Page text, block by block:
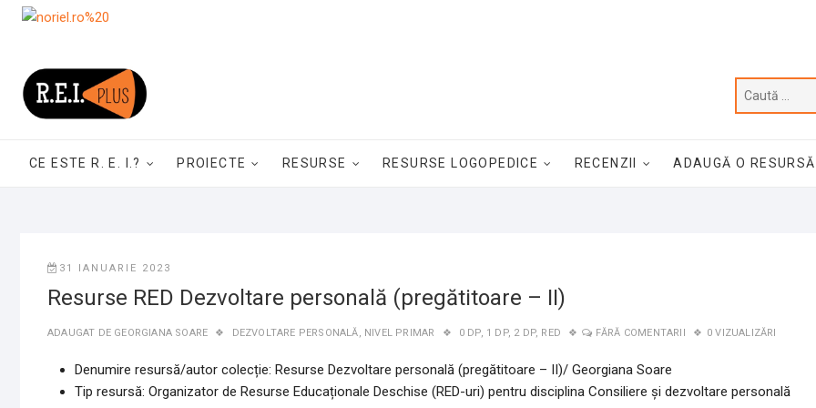
Skip
CE ESTE R. E. I.? PROIECTE RESURSE RESURSE LOGOPEDICE RECENZII ADAUGĂ O RESURSĂ
31 IANUARIE 2023
Resurse RED Dezvoltare personală (pregătitoare – II)
ADAUGAT DE GEORGIANA SOARE DEZVOLTARE PERSONALĂ, NIVEL PRIMAR 0 DP, 1 DP, 2 DP, RED FĂRĂ COMENTARII 0 VIZUALIZĂRI
Denumire resursă/autor colecție: Resurse Dezvoltare personală (pregătitoare – II)/ Georgiana Soare
Tip resursă: Organizator de Resurse Educaționale Deschise (RED-uri) pentru disciplina Consiliere și dezvoltare personală